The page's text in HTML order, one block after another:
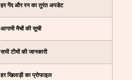
हर गेंद और रन का तुरंत अपडेट
आगामी मैचों की सूची
सभी टीमों की जानकारी
हर खिलाड़ी का प्रोफाइल